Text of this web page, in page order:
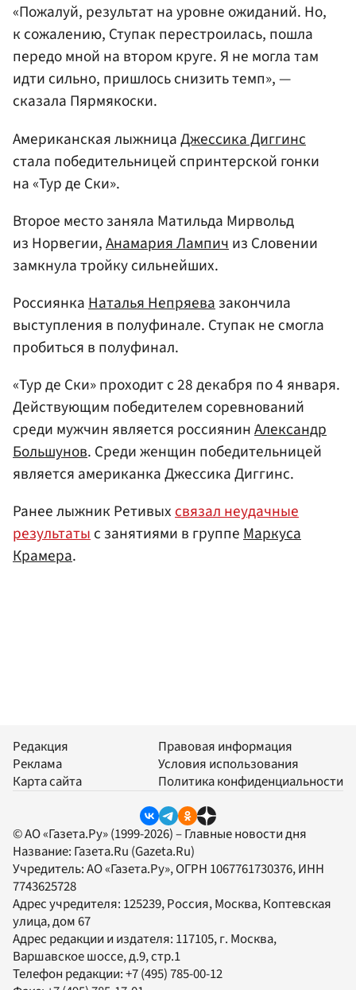
«Пожалуй, результат на уровне ожиданий. Но,
к сожалению, Ступак перестроилась, пошла
передо мной на втором круге. Я не могла там
идти сильно, пришлось снизить темп», —
сказала Пярмякоски.
Американская лыжницаДжессика Диггинс
стала победительницей спринтерской гонки
на «Тур де Ски».
Второе место заняла Матильда Мирвольд
из Норвегии,Анамария Лампичиз Словении
замкнула тройку сильнейших.
РоссиянкаНаталья Непряевазакончила
выступления в полуфинале. Ступак не смогла
пробиться в полуфинал.
«Тур де Ски» проходит с 28 декабря по 4 января.
Действующим победителем соревнований
среди мужчин является россиянинАлександр
Большунов. Среди женщин победительницей
является американка Джессика Диггинс.
Ранее лыжник Ретивыхсвязал неудачные
результатыс занятиями в группеМаркуса
Крамера.
Редакция
Реклама
Карта сайта
Правовая информация
Условия использования
Политика конфиденциальности
© АО «Газета.Ру» (1999-2026) – Главные новости дня
Название: Газета.Ru (Gazeta.Ru)
Учредитель:АО «Газета.Ру», ОГРН 1067761730376, ИНН
7743625728
Адрес учредителя: 125239, Россия, Москва, Коптевская
улица, дом 67
Адрес редакции и издателя: 117105, г. Москва,
Варшавское шоссе, д.9, стр.1
Телефон редакции:+7 (495) 785-00-12